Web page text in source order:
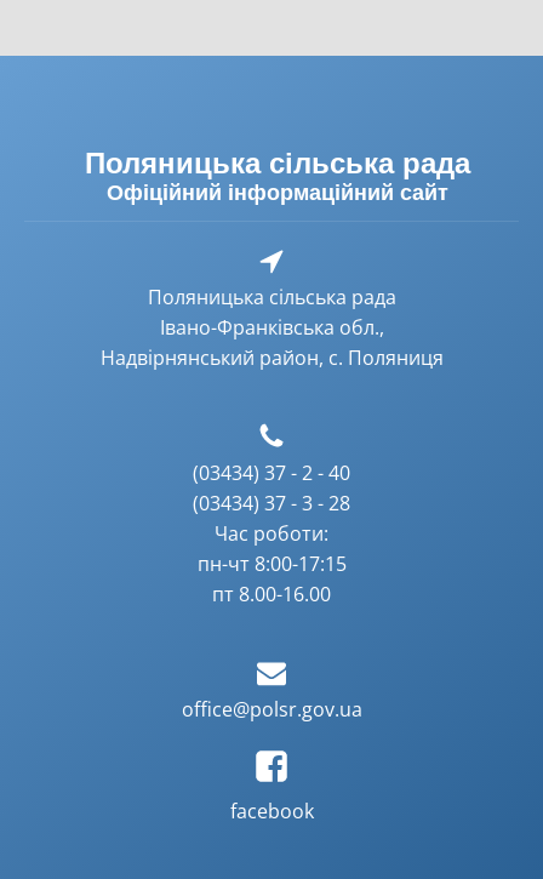
Поляницька сільська рада
Офіційний інформаційний сайт
Поляницька сільська рада
Івано-Франківська обл.,
Надвірнянський район, с. Поляниця
(03434) 37 - 2 - 40
(03434) 37 - 3 - 28
Час роботи:
пн-чт 8:00-17:15
пт 8.00-16.00
office@polsr.gov.ua
facebook